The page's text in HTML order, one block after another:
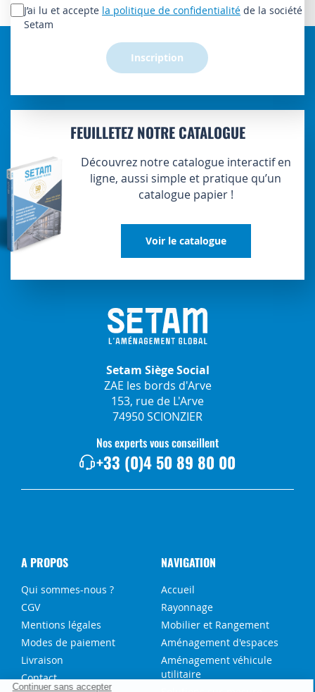
lettre
d’information
J’ai lu et accepte la politique de confidentialité de la société
Setam
Inscription
FEUILLETEZ NOTRE CATALOGUE
Découvrez notre catalogue interactif en
ligne, aussi simple et pratique qu’un
catalogue papier !
Voir le catalogue
Setam Siège Social
ZAE les bords d'Arve
153, rue de L'Arve
74950 SCIONZIER
Nos experts vous conseillent
+33 (0)4 50 89 80 00
A PROPOS
Qui sommes-nous ?
CGV
Mentions légales
Modes de paiement
Livraison
Contact
NAVIGATION
Accueil
Rayonnage
Mobilier et Rangement
Aménagement d'espaces
Aménagement véhicule
utilitaire